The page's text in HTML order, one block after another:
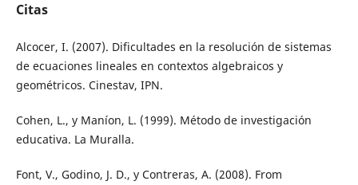
Citas
Alcocer, I. (2007). Dificultades en la resolución de sistemas
de ecuaciones lineales en contextos algebraicos y
geométricos. Cinestav, IPN.
Cohen, L., y Maníon, L. (1999). Método de investigación
educativa. La Muralla.
Font, V., Godino, J. D., y Contreras, A. (2008). From